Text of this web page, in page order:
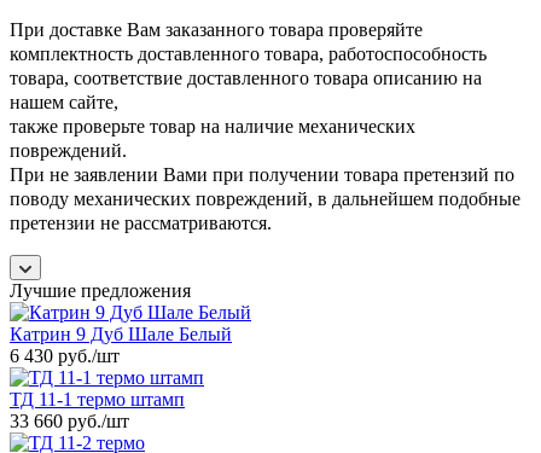
При доставке Вам заказанного товара проверяйте
комплектность доставленного товара, работоспособность
товара, соответствие доставленного товара описанию на
нашем сайте,
также проверьте товар на наличие механических
повреждений.
При не заявлении Вами при получении товара претензий по
поводу механических повреждений, в дальнейшем подобные
претензии не рассматриваются.
Лучшие предложения
Катрин 9 Дуб Шале Белый
6 430 руб./шт
ТД 11-1 термо штамп
33 660 руб./шт